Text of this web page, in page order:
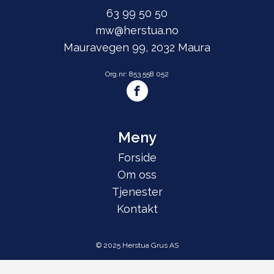
63 99 50 50
mw@herstua.no
Mauravegen 99, 2032 Maura
Org.nr: 853 558 052
Meny
Forside
Om oss
Tjenester
Kontakt
© 2025 Herstua Grus AS